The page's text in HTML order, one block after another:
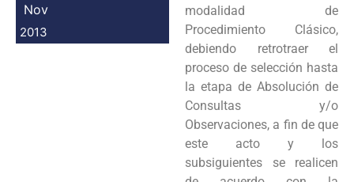
Nov
2013
modalidad de
Procedimiento Clásico,
debiendo retrotraer el
proceso de selección hasta
la etapa de Absolución de
Consultas y/o
Observaciones, a fin de que
este acto y los
subsiguientes se realicen